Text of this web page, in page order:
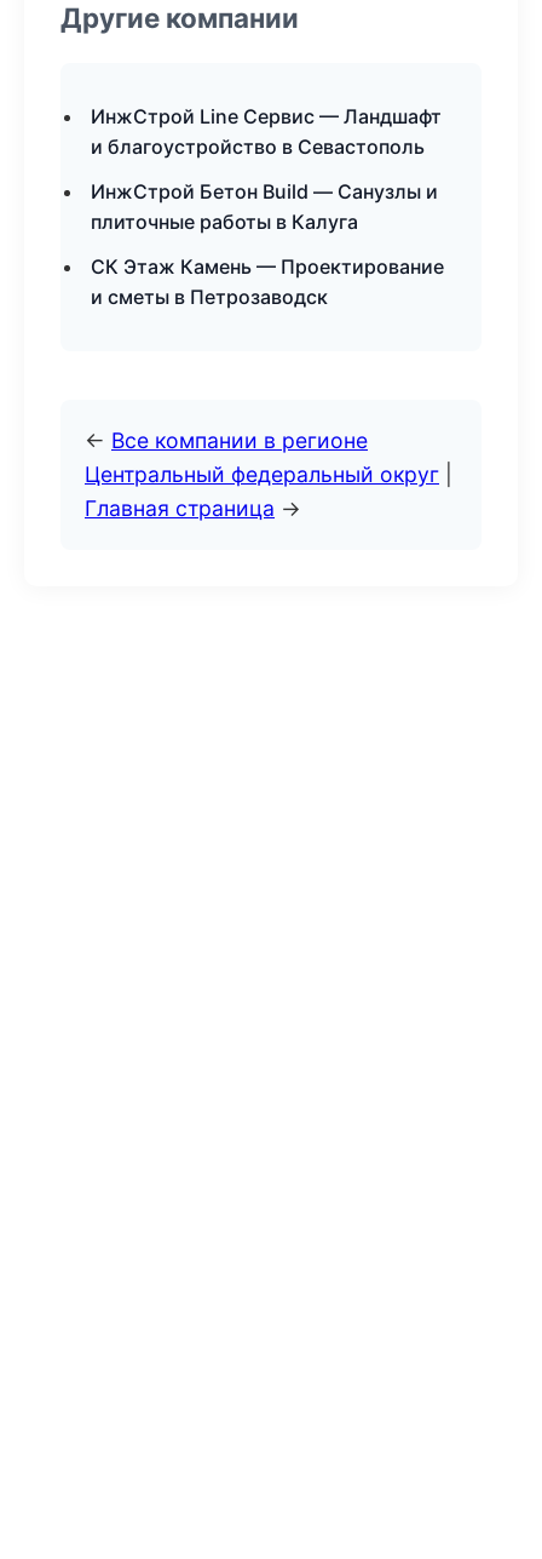
Другие компании
ИнжСтрой Line Сервис — Ландшафт
и благоустройство в Севастополь
ИнжСтрой Бетон Build — Санузлы и
плиточные работы в Калуга
СК Этаж Камень — Проектирование
и сметы в Петрозаводск
← Все компании в регионе
Центральный федеральный округ
Главная страница →